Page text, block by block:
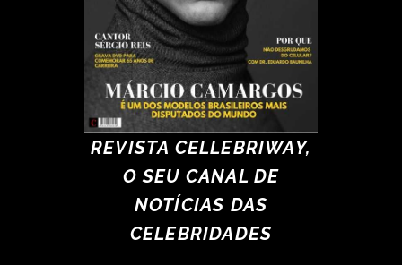
REVISTA CELLEBRIWAY,
O SEU CANAL DE
NOTÍCIAS DAS
CELEBRIDADES